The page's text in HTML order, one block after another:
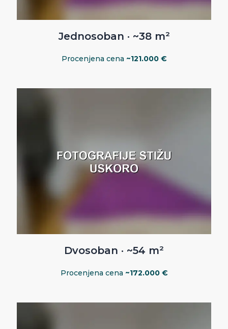
Jednosoban · ~38 m²
Procenjena cena ~121.000 €
Dvosoban · ~54 m²
Procenjena cena ~172.000 €